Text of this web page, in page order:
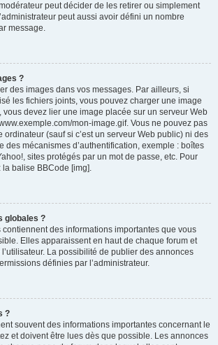
peut décider de les retirer ou simplement
peut aussi avoir défini un nombre
message.
?
des images dans vos messages. Par ailleurs, si
les fichiers joints, vous pouvez charger une image
vous devez lier une image placée sur un serveur Web
mon-image.gif. Vous ne pouvez pas
ordinateur (sauf si c’est un serveur Web public) ni des
des mécanismes d’authentification, exemple : boîtes
sites protégés par un mot de passe, etc. Pour
la balise BBCode [img].
globales ?
des informations importantes que vous
Elles apparaissent en haut de chaque forum et
La possibilité de publier des annonces
définies par l’administrateur.
?
souvent des informations importantes concernant le
et doivent être lues dès que possible. Les annonces